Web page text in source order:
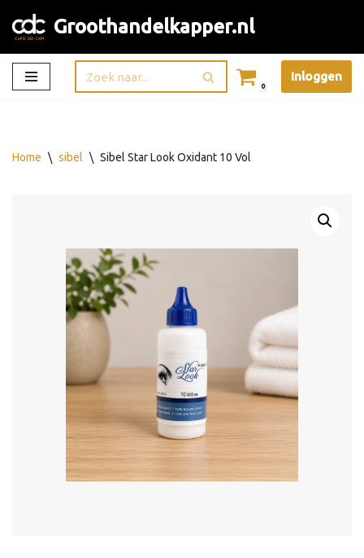
Ga
naar
de
Groothandelkapper.nl
0
Inloggen
Home \ sibel \ Sibel Star Look Oxidant 10 Vol